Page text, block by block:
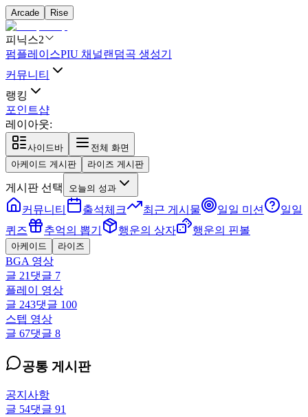
Arcade Rise
피닉스2
펌플레이스PIU 채널랜덤곡 생성기
커뮤니티
랭킹
포인트샵
레이아웃:
사이드바
전체 화면
아케이드 게시판
라이즈 게시판
게시판 선택 오늘의 성과
커뮤니티 출석체크 최근 게시물 일일 미션
일일
퀴즈
추억의 뽑기 행운의 상자 행운의 핀볼
아케이드 라이즈
BGA 영상
글 21 댓글 7
플레이 영상
글 243댓글 100
스텝 영상
글 67댓글 8
공통 게시판
공지사항
글 54댓글 91